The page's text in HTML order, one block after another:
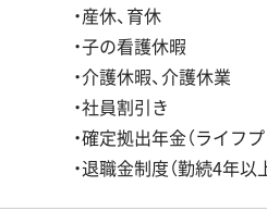
・産休、育休
・子の看護休暇
・介護休暇、介護休業
・社員割引き
・確定拠出年金（ライフ
・退職金制度（勤続4年以